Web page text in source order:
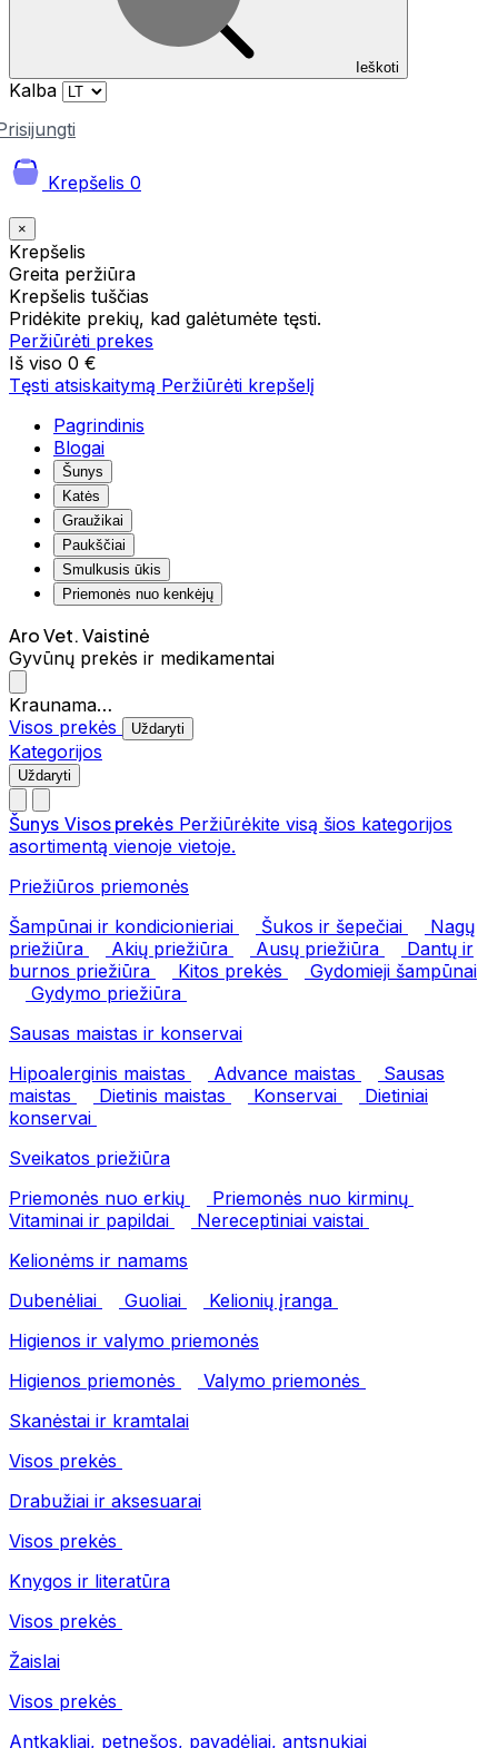
Ieškoti
Kalba
Krepšelis 0
×
Krepšelis
Greita peržiūra
Krepšelis tuščias
Pridėkite prekių, kad galėtumėte tęsti.
Peržiūrėti prekes
Iš viso 0 €
Tęsti atsiskaitymą Peržiūrėti krepšelį
Pagrindinis
Blogai
Šunys
Katės
Graužikai
Paukščiai
Smulkusis ūkis
Priemonės nuo kenkėjų
Aro Vet. Vaistinė
Gyvūnų prekės ir medikamentai
Kraunama…
Visos prekės
Uždaryti
Kategorijos
Uždaryti
Šunys Visos prekės Peržiūrėkite visą šios kategorijos
asortimentą vienoje vietoje.
Priežiūros priemonės
Šampūnai ir kondicionieriai
Šukos ir šepečiai
Nagų
priežiūra
Akių priežiūra Ausų priežiūra
Dantų ir
burnos priežiūra
Kitos prekės
Gydomieji šampūnai
Gydymo priežiūra
Sausas maistas ir konservai
Hipoalerginis maistas
Advance maistas
Sausas
maistas
Dietinis maistas Konservai
Dietiniai
konservai
Sveikatos priežiūra
Priemonės nuo erkių
Priemonės nuo kirminų
Vitaminai ir papildai
Nereceptiniai vaistai
Kelionėms ir namams
Dubenėliai
Guoliai
Kelionių įranga
Higienos ir valymo priemonės
Higienos priemonės
Valymo priemonės
Skanėstai ir kramtalai
Visos prekės
Drabužiai ir aksesuarai
Visos prekės
Knygos ir literatūra
Visos prekės
Žaislai
Visos prekės
Antkakliai, petnešos, pavadėliai, antsnukiai